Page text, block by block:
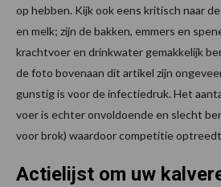
op hebben. Kijk ook eens kritisch naar
en melk; zijn de bakken, emmers en
krachtvoer en drinkwater gemakkelijk
de foto bovenaan dit artikel zijn
gunstig is voor de infectiedruk. Het
voer is echter onvoldoende en slecht
voor brok) waardoor competitie optreedt
Actielijst om uw